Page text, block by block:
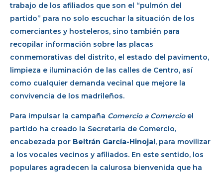
trabajo de los afiliados que son el “pulmón del
partido” para no solo escuchar la situación de los
comerciantes y hosteleros, sino también para
recopilar información sobre las placas
conmemorativas del distrito, el estado del pavimento,
limpieza e iluminación de las calles de Centro, así
como cualquier demanda vecinal que mejore la
convivencia de los madrileños.
Para impulsar la campaña Comercio a Comercioel
partido ha creado la Secretaría de Comercio,
encabezada por Beltrán García-Hinojal, para movilizar
a los vocales vecinos y afiliados. En este sentido, los
populares agradecen la calurosa bienvenida que ha